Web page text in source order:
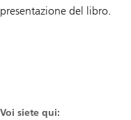
presentazione del libro.
Voi siete qui: